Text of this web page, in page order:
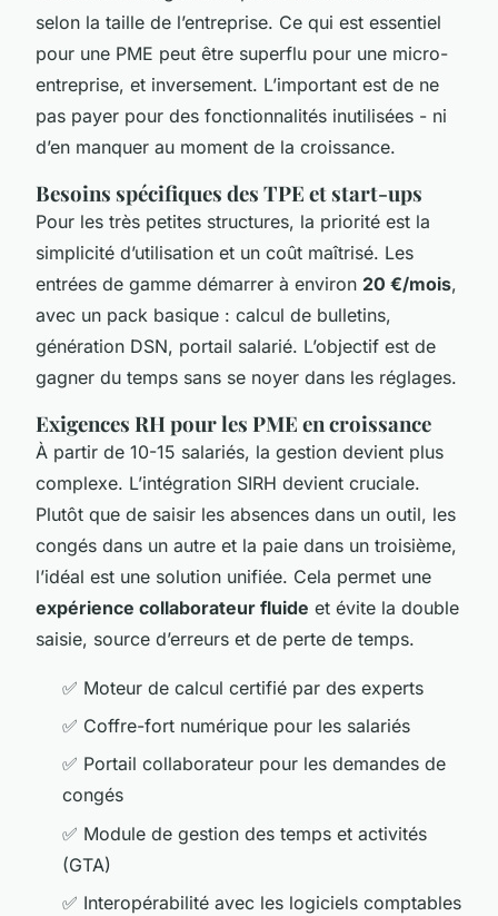
selon la taille de l’entreprise. Ce qui est essentiel
pour une PME peut être superflu pour une micro-
entreprise, et inversement. L’important est de ne
pas payer pour des fonctionnalités inutilisées - ni
d’en manquer au moment de la croissance.
Besoins spécifiques des TPE et start-ups
Pour les très petites structures, la priorité est la
simplicité d’utilisation et un coût maîtrisé. Les
entrées de gamme démarrer à environ 20 €/mois,
avec un pack basique : calcul de bulletins,
génération DSN, portail salarié. L’objectif est de
gagner du temps sans se noyer dans les réglages.
Exigences RH pour les PME en croissance
À partir de 10-15 salariés, la gestion devient plus
complexe. L’intégration SIRH devient cruciale.
Plutôt que de saisir les absences dans un outil, les
congés dans un autre et la paie dans un troisième,
l’idéal est une solution unifiée. Cela permet une
expérience collaborateur fluide et évite la double
saisie, source d’erreurs et de perte de temps.
✅ Moteur de calcul certifié par des experts
✅ Coffre-fort numérique pour les salariés
✅ Portail collaborateur pour les demandes de
congés
✅ Module de gestion des temps et activités
(GTA)
✅ Interopérabilité avec les logiciels comptables